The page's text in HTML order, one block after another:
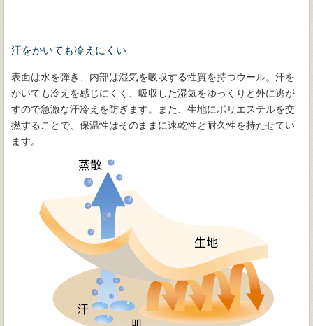
汗をかいても冷えにくい
表面は水を弾き、内部は湿気を吸収する性質を持つウール。汗を
かいても冷えを感じにくく、吸収した湿気をゆっくりと外に逃が
すので急激な汗冷えを防ぎます。また、生地にポリエステルを交
撚することで、保温性はそのままに速乾性と耐久性を持たせてい
ます。